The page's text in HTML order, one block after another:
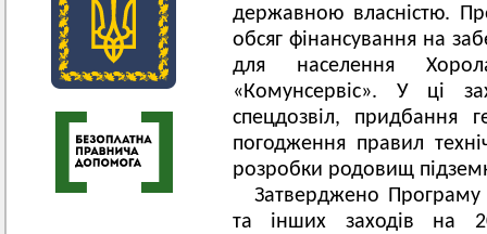
державною власністю.
обсяг фінансування на
для населення
«Комунсервіс». У ці
спецдозвіл, придбання
погодження правил
розробки родовищ
Затверджено Програму
та інших заходів на